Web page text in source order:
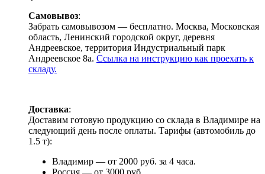
Самовывоз:
Забрать самовывозом — бесплатно. Москва, Московская
область, Ленинский городской округ, деревня
Андреевское, территория Индустриальный парк
Андреевское 8а. Ссылка на инструкцию как проехать к
складу.
Доставка:
Доставим готовую продукцию со склада в Владимире на
следующий день после оплаты. Тарифы (автомобиль до
1.5 т):
Владимир — от 2000 руб. за 4 часа.